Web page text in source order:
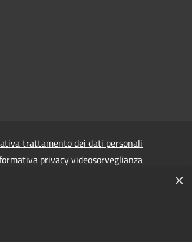
trattamento dei dati personali
privacy videosorveglianza
di accessibilità e segnalazioni
di illeciti
×